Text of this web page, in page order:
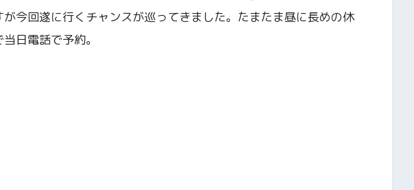
今回遂に行くチャンスが巡ってきました。たまたま昼に長めの休
日電話で予約。